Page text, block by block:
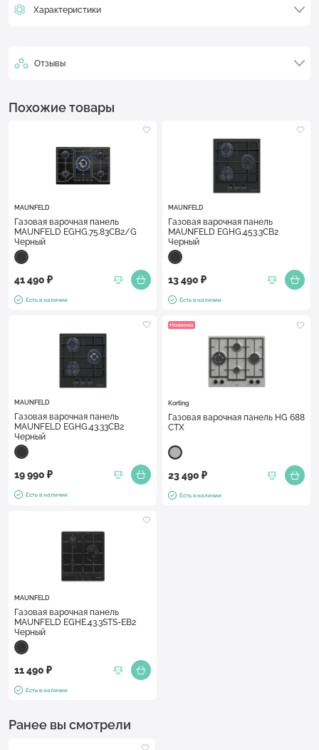
Характеристики
Отзывы
Похожие товары
MAUNFELD
Газовая варочная панель
MAUNFELD EGHG.75.83CB2/G
Черный
41 490 ₽
Есть в наличии
MAUNFELD
Газовая варочная панель
MAUNFELD EGHG.453.3CB2
Черный
13 490 ₽
Есть в наличии
MAUNFELD
Газовая варочная панель
MAUNFELD EGHG.43.33CB2
Черный
19 990 ₽
Есть в наличии
Новинка
Korting
Газовая варочная панель HG 688
CTX
23 490 ₽
Есть в наличии
MAUNFELD
Газовая варочная панель
MAUNFELD EGHE.43.3STS-EB2
Черный
11 490 ₽
Есть в наличии
Ранее вы смотрели